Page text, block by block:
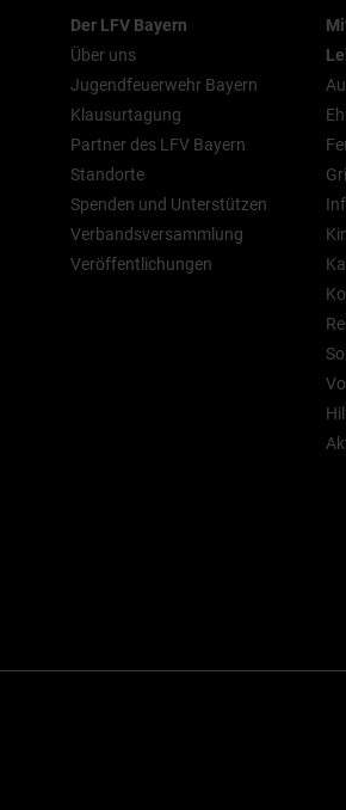
Der LFV Bayern
Über uns
Jugendfeuerwehr Bayern
Klausurtagung
Partner des LFV Bayern
Standorte
Spenden und Unterstützen
Verbandsversammlung
Veröffentlichungen